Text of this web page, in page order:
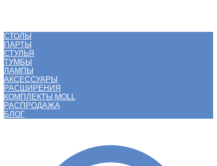
СТОЛЫ
ПАРТЫ
СТУЛЬЯ
ТУМБЫ
ЛАМПЫ
АКСЕССУАРЫ
РАСШИРЕНИЯ
КОМПЛЕКТЫ MOLL
РАСПРОДАЖА
БЛОГ